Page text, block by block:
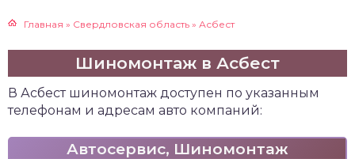
Главная » Свердловская область » Асбест
Шиномонтаж в Асбест
В Асбест шиномонтаж доступен по указанным
телефонам и адресам авто компаний:
Автосервис, Шиномонтаж